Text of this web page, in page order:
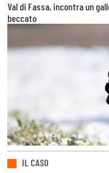
Val di Fassa, incontra un
beccato
IL CASO